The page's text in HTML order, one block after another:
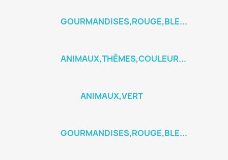
GOURMANDISES,ROUGE,BLE...
ANIMAUX,THÈMES,COULEUR...
ANIMAUX,VERT
GOURMANDISES,ROUGE,BLE...